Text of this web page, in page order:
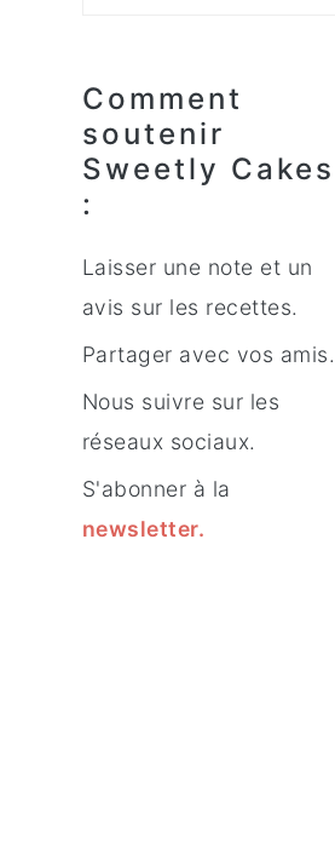
Comment
soutenir
Sweetly Cakes
:
Laisser une note et un
avis sur les recettes.
Partager avec vos amis.
Nous suivre sur les
réseaux sociaux.
S'abonner à la
newsletter.